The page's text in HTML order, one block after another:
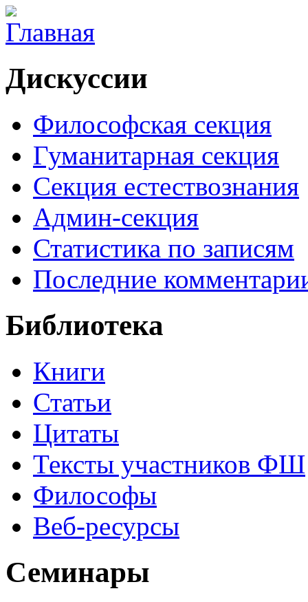
Дискуссии
Философская секция
Гуманитарная секция
Секция естествознания
Админ-секция
Статистика по записям
Последние
Библиотека
Книги
Статьи
Цитаты
Тексты участников ФШ
Философы
Веб-ресурсы
Семинары